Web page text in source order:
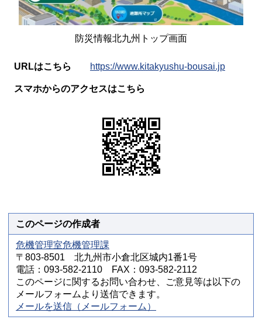
防災情報北九州トップ画面
URLはこちら https://www.kitakyushu-bousai.jp
スマホからのアクセスはこちら
このページの作成者
危機管理室危機管理課
〒803-8501 北九州市小倉北区城内1番1号
電話：093-582-2110 FAX：093-582-2112
このページに関するお問い合わせ、ご意見等は以下の
メールフォームより送信できます。
メールを送信（メールフォーム）